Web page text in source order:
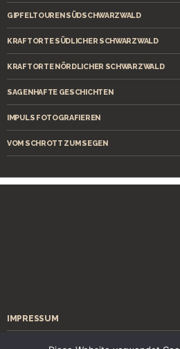
GIPFELTOUREN SÜDSCHWARZWALD
KRAFTORTE SÜDLICHER SCHWARZWALD
KRAFTORTE NÖRDLICHER SCHWARZWALD
SAGENHAFTE GESCHICHTEN
IMPULS FOTOGRAFIEREN
VOM SCHROTT ZUM SEGEN
IMPRESSUM